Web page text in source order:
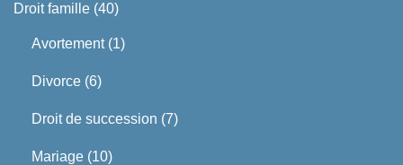
Droit famille (40)
Avortement(1)
Divorce (6)
Droit de succession (7)
Mariage (10)